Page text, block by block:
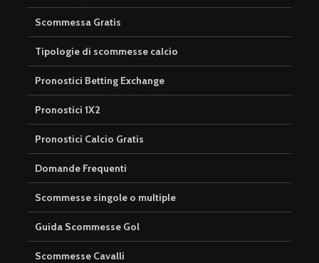
Scommessa Gratis
Tipologie di scommesse calcio
Pronostici Betting Exchange
Pronostici 1X2
Pronostici Calcio Gratis
Domande Frequenti
Scommesse singole o multiple
Guida Scommesse Gol
Scommesse Cavalli